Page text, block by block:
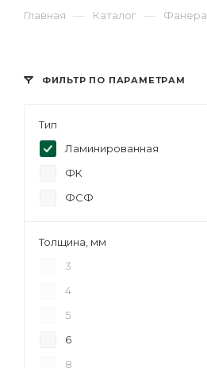
Главная — Каталог — Фанера
ФИЛЬТР ПО ПАРАМЕТРАМ
Тип
Ламинированная
ФК
ФСФ
Толщина, мм
3
4
5
6
8